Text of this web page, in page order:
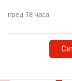
пред 18 часа